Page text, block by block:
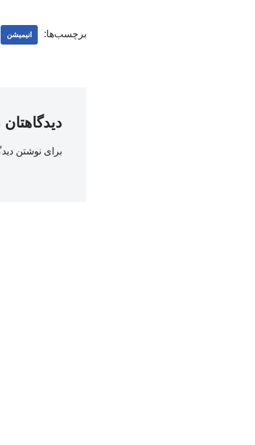
برچسب‌ها: انیمیشن
دیدگاهتان
برای نوشتن